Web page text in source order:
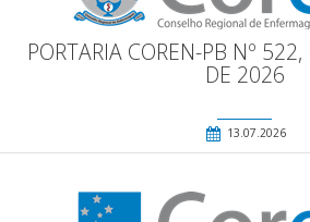
PORTARIA COREN-PB Nº
DE 2026
13.07.2026